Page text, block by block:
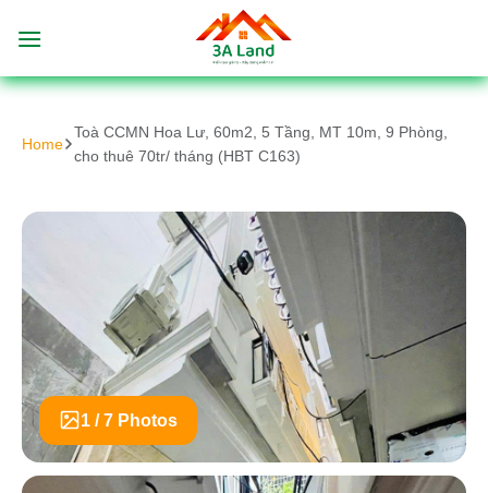
qua
dung
Home
Toà CCMN Hoa Lư, 60m2, 5 Tầng, MT 10m, 9 Phòng,
cho thuê 70tr/ tháng (HBT C163)
1 / 7 Photos